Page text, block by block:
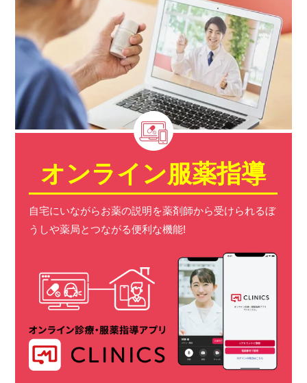
オンライン服薬指導
自宅にいながらお薬の説明を薬剤師から受けられるぼ
うしや薬局とつながる便利な機能!